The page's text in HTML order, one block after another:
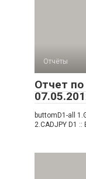
Отчёты
Отчет
buttomD1-all
2.CADJPY D1 ::